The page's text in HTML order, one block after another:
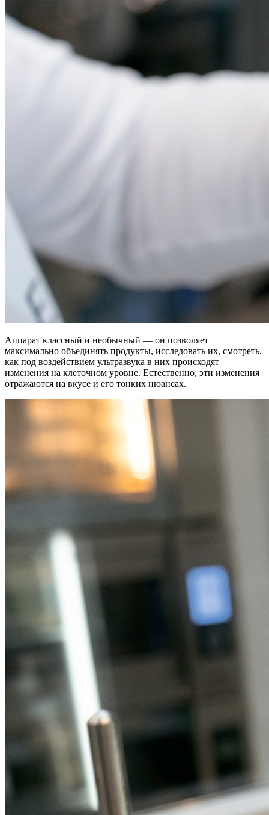
Аппарат классный и необычный — он позволяет
максимально объединять продукты, исследовать их, смотреть,
как под воздействием ультразвука в них происходят
изменения на клеточном уровне. Естественно, эти изменения
отражаются на вкусе и его тонких нюансах.